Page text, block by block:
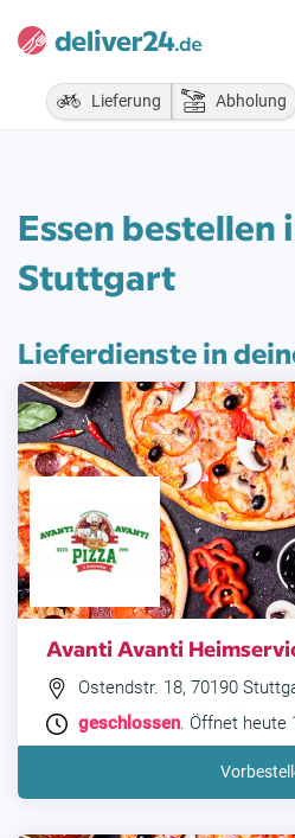
Lieferung Abholung
Essen bestellen
Stuttgart
Lieferdienste in
Avanti Avanti
Ostendstr. 18, 70190
geschlossen. Öffnet heute